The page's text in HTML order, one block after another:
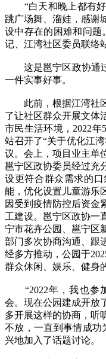
“白天和晚上都有好
跳广场舞、溜娃，感谢
设中存在的困难和问题
记、江湾社区委员联络
这是邕宁区政协通过
一件实事好事。
此前，根据江湾社区
了让社区群众开展文体
市民生活环境，2022
站召开了“关于优化江
议。会上，项目业主单
邕宁区政协委员经过充
设更符合群众需求的
能，优化设置儿童游乐
因受到疫情防控后资金
工建设。邕宁区政协一
宁市花卉公园、邕宁区
部门多次协商沟通、跟
经多方推动，公园于
群众休闲、娱乐、健身
“2022年，我也参
会。现在公园建成开放
多开展这样的协商，听
不放，一直到事情成功
兴地加入了话题讨论。